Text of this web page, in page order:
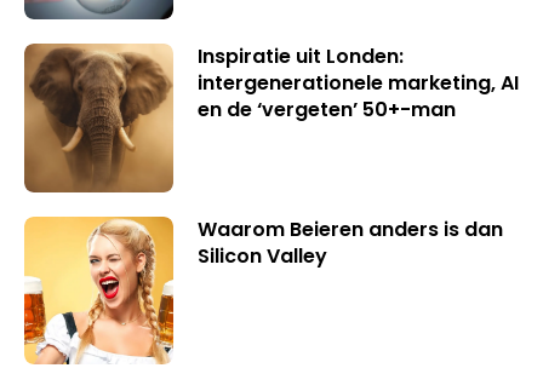
Inspiratie uit Londen:
intergenerationele marketing, AI
en de ‘vergeten’ 50+-man
Waarom Beieren anders is dan
Silicon Valley